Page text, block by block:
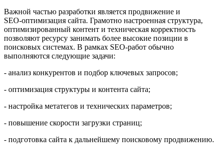
Важной частью разработки является продвижение и
SEO‑оптимизация сайта. Грамотно настроенная структура,
оптимизированный контент и техническая корректность
позволяют ресурсу занимать более высокие позиции в
поисковых системах. В рамках SEO‑работ обычно
выполняются следующие задачи:
- анализ конкурентов и подбор ключевых запросов;
- оптимизация структуры и контента сайта;
- настройка метатегов и технических параметров;
- повышение скорости загрузки страниц;
- подготовка сайта к дальнейшему поисковому продвижению.